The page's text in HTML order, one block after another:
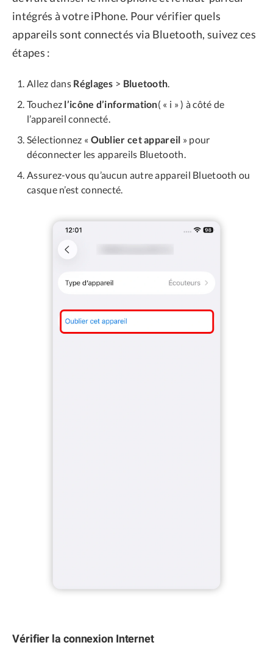
intégrés à votre iPhone. Pour vérifier quels
appareils sont connectés via Bluetooth, suivez ces
étapes :
Allez dans Réglages > Bluetooth.
Touchez l’icône d’information( « i » ) à côté de
l’appareil connecté.
Sélectionnez « Oublier cet appareil » pour
déconnecter les appareils Bluetooth.
Assurez-vous qu’aucun autre appareil Bluetooth ou
casque n’est connecté.
Vérifier la connexion Internet